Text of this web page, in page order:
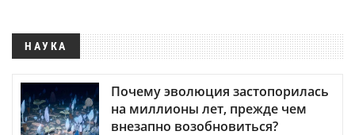
НАУКА
Почему эволюция застопорилась
на миллионы лет, прежде чем
внезапно возобновиться?